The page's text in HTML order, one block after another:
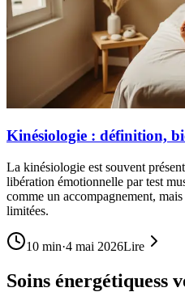
Kinésiologie : définition,
La kinésiologie est souvent
libération émotionnelle par test
comme un accompagnement,
limitées.
10 min·4 mai 2026Lire
Soins énergétiquess